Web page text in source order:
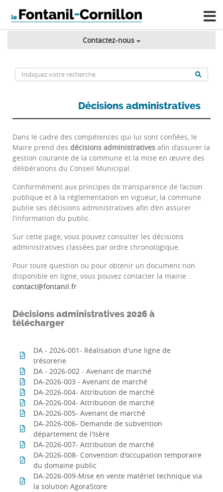
Contactez-nous
Décisions administratives
Dans le cadre des compétences qui lui sont confiées, le
Maire prend des décisions administratives afin d’assurer la
gestion courante de la commune et la mise en œuvre des
délibérations du Conseil Municipal.
Conformément aux principes de transparence de l’action
publique et à la réglementation en vigueur, la commune
publie ses décisions administratives afin d’en assurer
l’information du public.
Sur cette page, vous pouvez consulter les décisions
administratives classées par ordre chronologique.
Pour toute question ou pour obtenir un document non
disponible en ligne, vous pouvez contacter la mairie :
contact@fontanil.fr
Décisions administratives 2026 à
télécharger
DA - 2026-001- Réalisation d'une ligne de
trésorerie
DA - 2026-002 - Avenant de marché
DA-2026-003 - Avenant de marché
DA-2026-004- Attribution de marché
DA-2026-004- Attribution de marché
DA-2026-005- Avenant de marché
DA-2026-006- Demande de subvention
département de l'Isère
DA-2026-007- Attribution de marché
DA-2026-008- Convention d'occupation temporaire
du domaine public
DA-2026-009-Mise en vente matériel technique via
la solution AgoraStore